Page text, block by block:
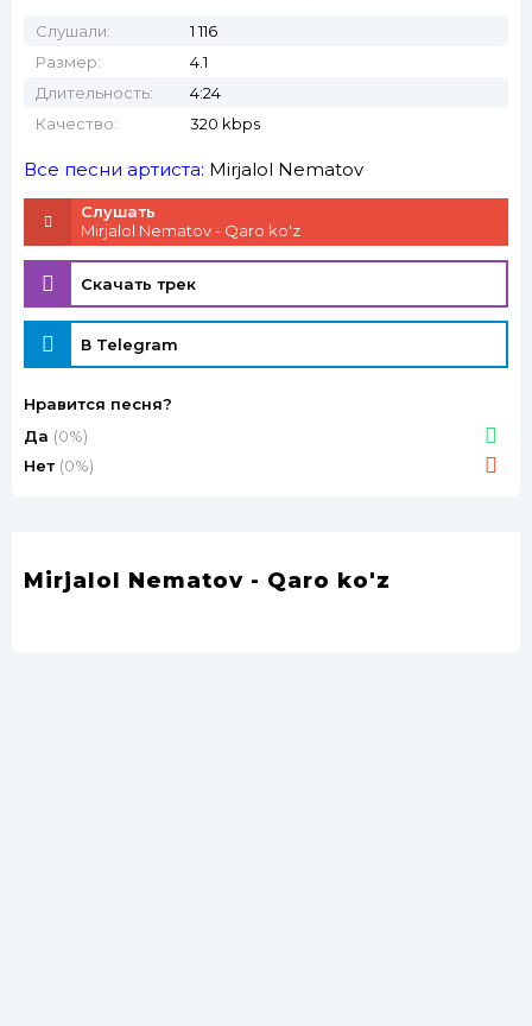
Слушали:
1 116
Размер:
4.1
Длительность:
4:24
Качество:
320 kbps
Все песни артиста: Mirjalol Nematov
Слушать
Mirjalol Nematov - Qaro ko'z
Скачать трек
В Telegram
Нравится песня?
Да (0%)
Нет (0%)
Mirjalol Nematov - Qaro ko'z